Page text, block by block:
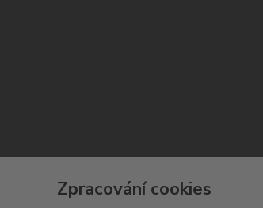
Zpracování cookies